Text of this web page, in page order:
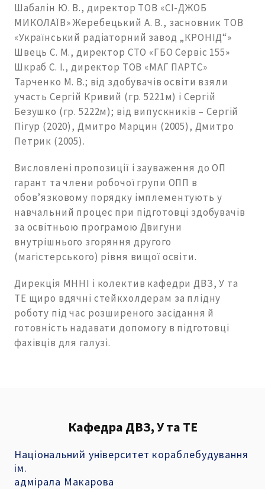
Шабалін Ю. В., директор ТОВ «СІ-ДЖОБ
МИКОЛАЇВ» Жеребецький А. В., засновник ТОВ
«Український радіаторний завод „КРОНІД“»
Швець С. М., директор СТО «ГБО Сервіс 155»
Шкраб С. І., директор ТОВ «МАГ ПАРТС»
Тарченко М. В.; від здобувачів освіти взяли
участь Сергій Кривий (гр. 5221м) і Сергій
Безушко (гр. 5222м); від випускників – Сергій
Пігур (2020), Дмитро Марцин (2005), Дмитро
Петрик (2005).
Висловлені пропозиції і зауваження до ОП
гарант та члени робочої групи ОПП в
обов’язковому порядку імплементують у
навчальний процес при підготовці здобувачів
за освітньою програмою Двигуни
внутрішнього згоряння другого
(магістерського) рівня вищої освіти.
Дирекція МННІ і колектив кафедри ДВЗ, У та
ТЕ щиро вдячні стейкхолдерам за плідну
роботу під час розширеного засідання й
готовність надавати допомогу в підготовці
фахівців для галузі.
Кафедра ДВЗ, У та ТЕ
Національний університет кораблебудування
ім.
адмірала Макарова